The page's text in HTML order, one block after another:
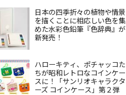
日本の四季折々の植物や情景
を描くことに相応しい色を集
めた水彩色鉛筆『色辞典』が
新発売！
ハローキティ、ポチャッコた
ちが昭和レトロなコインケー
スに！「サンリオキャラクタ
ーズ コインケース」第２弾